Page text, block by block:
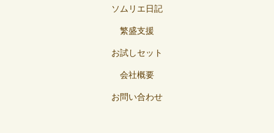
ソムリエ日記
繁盛支援
お試しセット
会社概要
お問い合わせ